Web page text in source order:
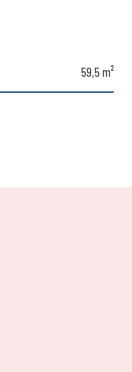
59,5 m²